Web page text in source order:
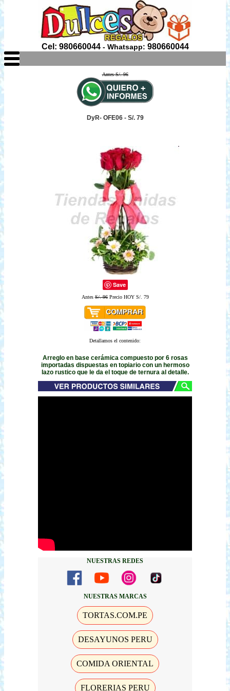
Cel: 980660044- Whatsapp: 980660044
Antes S/. 96
DyR- OFE06 - S/. 79
Save
AntesS/. 96Precio HOY S/. 79
Detallamos el contenido:
Arreglo en base cerámica compuesto por 6 rosas
importadas dispuestas en topiario con un hermoso
lazo rustico que le da el toque de ternura al detalle.
NUESTRAS REDES
NUESTRAS MARCAS
TORTAS.COM.PE
DESAYUNOS PERU
COMIDA ORIENTAL
FLORERIAS PERU